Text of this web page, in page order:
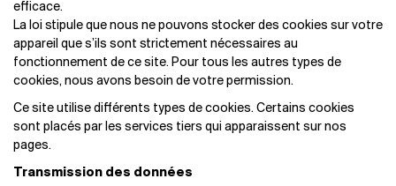
efficace.
La loi stipule que nous ne pouvons stocker des cookies sur votre
appareil que s’ils sont strictement nécessaires au
fonctionnement de ce site. Pour tous les autres types de
cookies, nous avons besoin de votre permission.
Ce site utilise différents types de cookies. Certains cookies
sont placés par les services tiers qui apparaissent sur nos
pages.
Transmission des données